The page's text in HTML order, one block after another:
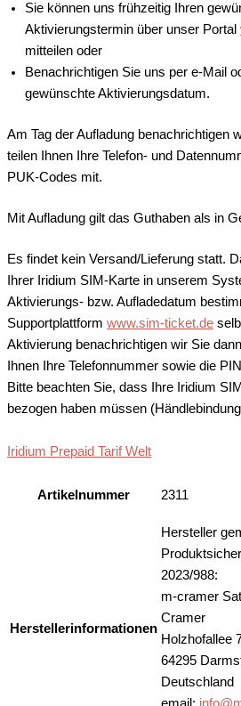
Sie können uns frühzeitig Ihren
Aktivierungstermin über unser Portal
mitteilen oder
Benachrichtigen Sie uns per e-Mail
gewünschte Aktivierungsdatum.
Am Tag der Aufladung benachrichtigen
teilen Ihnen Ihre Telefon- und
PUK-Codes mit.
Mit Aufladung gilt das Guthaben als in
Es findet kein Versand/Lieferung statt.
Ihrer Iridium SIM-Karte in unserem
Aktivierungs- bzw. Aufladedatum
Supportplattform www.sim-ticket.de
Aktivierung benachrichtigen wir Sie
Ihnen Ihre Telefonnummer sowie die
Bitte beachten Sie, dass Ihre Iridium
bezogen haben müssen
Iridium Prepaid Tarif Welt
Artikelnummer 2311
Herstellerinformationen
Hersteller
2023/988:
m-cramer
Cramer
Holzhofallee
64295
Deutschland